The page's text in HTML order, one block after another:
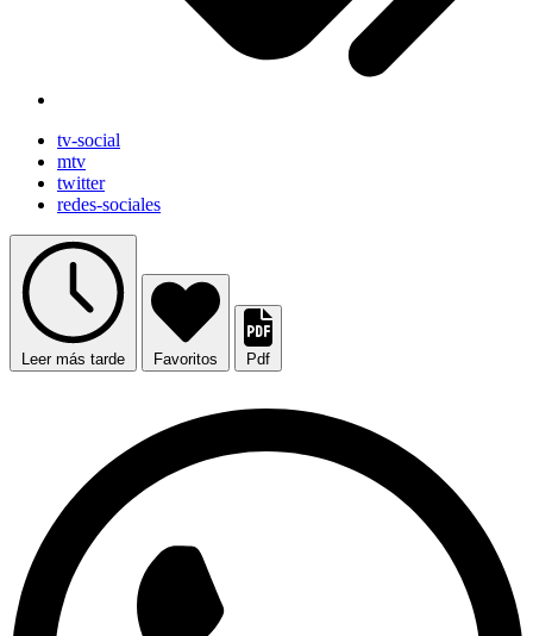
tv-social
mtv
twitter
redes-sociales
Leer más tarde Favoritos Pdf